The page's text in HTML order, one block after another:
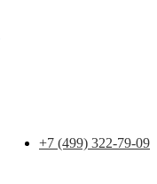
+7 (499) 322-79-09